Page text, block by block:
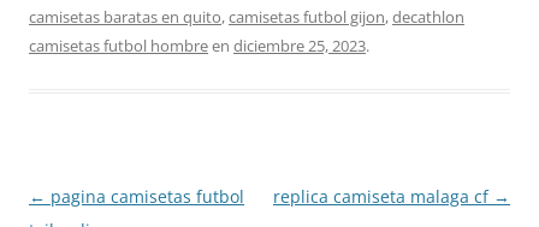
camisetas baratas en quito,camisetas futbol gijon,decathlon
camisetas futbol hombreen diciembre 25, 2023.
Navegación
← pagina camisetas futbol
replica camiseta malaga cf →